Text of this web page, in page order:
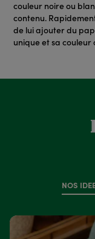
couleur noire ou
contenu.
de lui ajouter du
unique et sa
NOS